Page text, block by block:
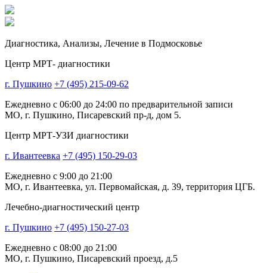
Диагностика, Анализы, Лечение в Подмосковье
Центр МРТ- диагностики
г. Пушкино +7 (495) 215-09-62
Ежедневно с 06:00 до 24:00 по предварительной записи
МО, г. Пушкино, Писаревский пр-д, дом 5.
Центр МРТ-УЗИ диагностики
г. Ивантеевка +7 (495) 150-29-03
Ежедневно с 9:00 до 21:00
МО, г. Ивантеевка, ул. Первомайская, д. 39, территория ЦГБ.
Лечебно-диагностический центр
г. Пушкино +7 (495) 150-27-03
Ежедневно с 08:00 до 21:00
МО, г. Пушкино, Писаревский проезд, д.5